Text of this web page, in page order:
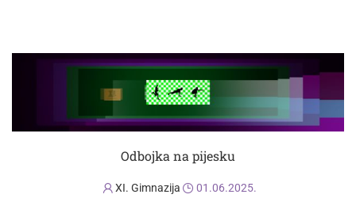
Odbojka na pijesku
XI. Gimnazija 01.06.2025.